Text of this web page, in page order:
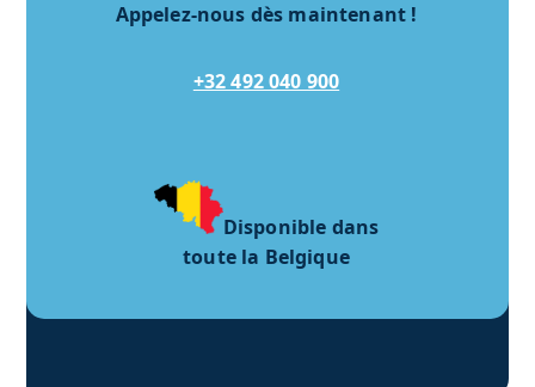
Appelez-nous dès maintenant !
+32 492 040 900
Disponible dans
toute la Belgique